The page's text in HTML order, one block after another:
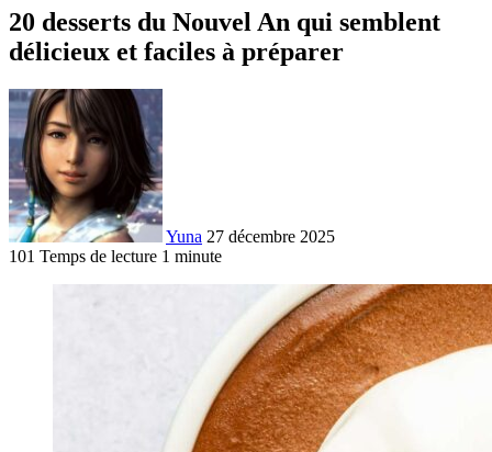
20 desserts du Nouvel An qui semblent
délicieux et faciles à préparer
Yuna 27 décembre 2025
101 Temps de lecture 1 minute